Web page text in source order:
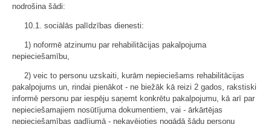
nodrošina šādi:
10.1. sociālās palīdzības dienesti:
1) noformē atzinumu par rehabilitācijas pakalpojuma
nepieciešamību,
2) veic to personu uzskaiti, kurām nepieciešams rehabilitācijas
pakalpojums un, rindai pienākot - ne biežāk kā reizi 2 gados, rakstiski
informē personu par iespēju saņemt konkrētu pakalpojumu, kā arī par
nepieciešamajiem nosūtījuma dokumentiem, vai - ārkārtējas
nepieciešamības gadījumā - nekavējoties nogādā šādu personu